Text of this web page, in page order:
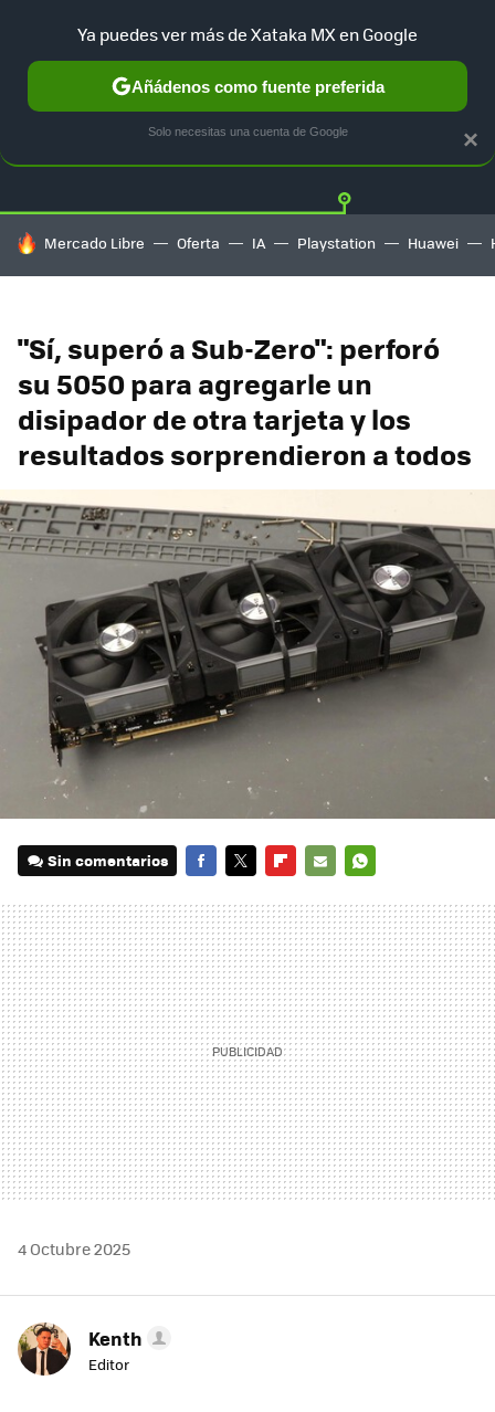
Twitter
HOY SE HABLA DE
Mercado Libre Oferta IA Playstation Huawei
"Sí, superó a Sub-Zero": perforó
su 5050 para agregarle un
disipador de otra tarjeta y los
resultados sorprendieron a todos
Sin comentarios
MAIL
4 Octubre 2025
Kenth
Editor
×
Ya puedes ver más de Xataka MX en Google
Añádenos como fuente preferida
Solo necesitas una cuenta de Google